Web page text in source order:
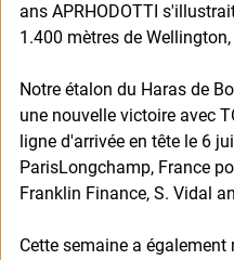
ans APRHODOTTI
1.400 mètres de
Notre étalon du Haras de
une nouvelle victoire avec
ligne d'arrivée en tête le 6
ParisLongchamp, France
Franklin Finance, S. Vidal
Cette semaine a